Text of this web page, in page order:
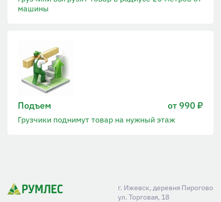
машины
Подъем от 990 ₽
Грузчики поднимут товар на нужный этаж
г. Ижевск, деревня Пирогово
ул. Торговая, 18